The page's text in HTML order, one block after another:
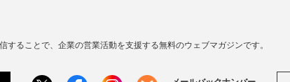
することで、企業の営業活動を支援する無料のウェブマガジンです。